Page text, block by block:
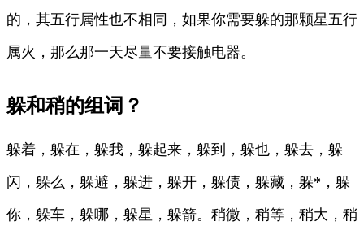
的，其五行属性也不相同，如果你需要躲的那颗星五行
属火，那么那一天尽量不要接触电器。
躲和稍的组词？
躲着，躲在，躲我，躲起来，躲到，躲也，躲去，躲
闪，躲么，躲避，躲进，躲开，躲债，躲藏，躲*，躲
你，躲车，躲哪，躲星，躲箭。稍微，稍等，稍大，稍